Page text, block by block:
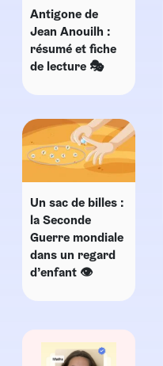
Antigone de
Jean Anouilh :
résumé et fiche
de lecture 🎭
Un sac de billes :
la Seconde
Guerre mondiale
dans un regard
d’enfant 👁